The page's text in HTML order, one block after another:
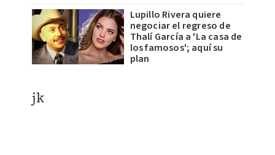
Lupillo Rivera quiere
negociar el regreso de
Thalí García a 'La casa de
los famosos'; aquí su
plan
jk